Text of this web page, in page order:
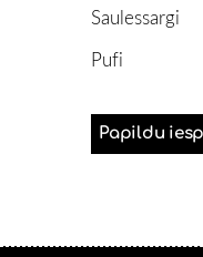
Saulessargi
Pufi
Papildu